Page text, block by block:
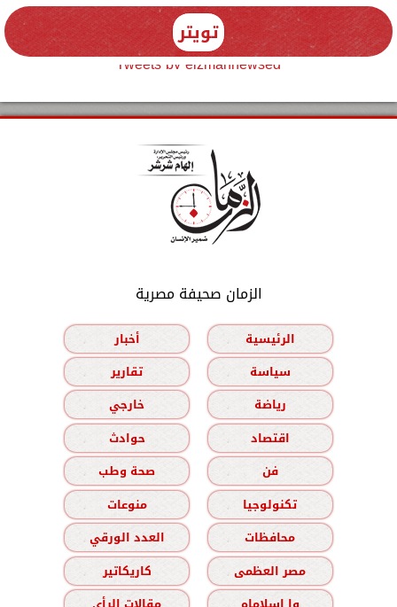
تويتر
Tweets by elzmannewseg
الزمان صحيفة مصرية
الرئيسية
أخبار
سياسة
تقارير
رياضة
خارجي
اقتصاد
حوادث
فن
صحة وطب
تكنولوجيا
منوعات
محافظات
العدد الورقي
مصر العظمى
كاريكاتير